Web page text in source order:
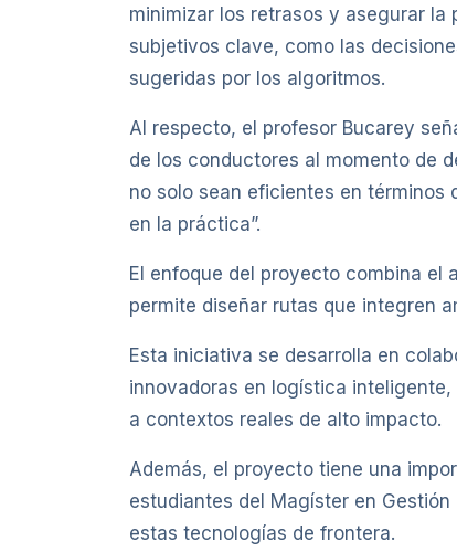
minimizar los retrasos y asegurar
subjetivos clave, como las
sugeridas por los algoritmos.
Al respecto, el profesor Bucarey
de los conductores al momento de
no solo sean eficientes en términos
en la práctica”.
El enfoque del proyecto combina el
permite diseñar rutas que integren
Esta iniciativa se desarrolla en
innovadoras en logística
a contextos reales de alto impacto.
Además, el proyecto tiene una
estudiantes del Magíster en
estas tecnologías de frontera.